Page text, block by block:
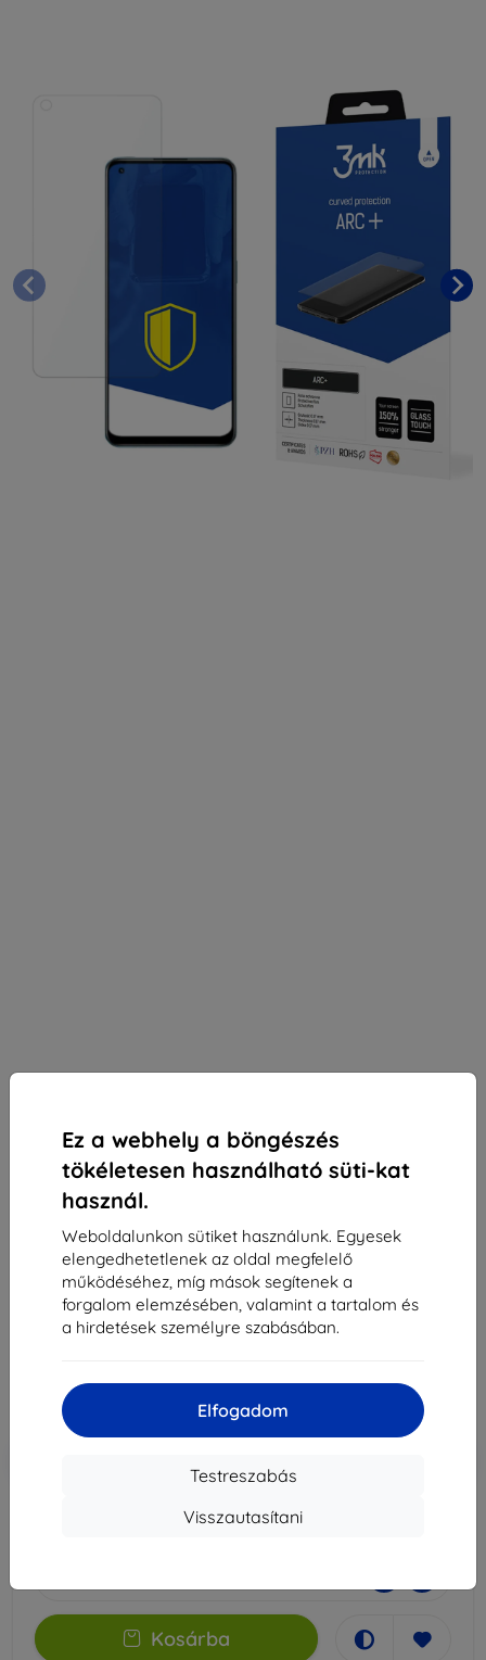
Ez a webhely a böngészés
tökéletesen használható süti-kat
használ.
Weboldalunkon sütiket használunk. Egyesek
elengedhetetlenek az oldal megfelelő
működéséhez, míg mások segítenek a
forgalom elemzésében, valamint a tartalom és
a hirdetések személyre szabásában.
Elfogadom
Testreszabás
Visszautasítani
3MK Folia ARC+ Realme 9 Pro+ teljes kijelzős fólia
Alkalmas: Realme 9 PRO+
Leírás és specifikáció
3 990 Ft
Ár ÁFA nelkül
Kosárba